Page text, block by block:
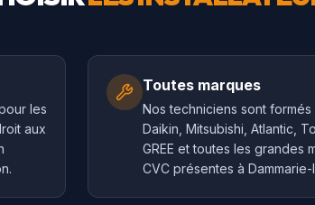
les
aux
Toutes marques
Nos techniciens sont formés
Daikin, Mitsubishi, Atlantic,
GREE et toutes les grandes
CVC présentes à Dammarie-